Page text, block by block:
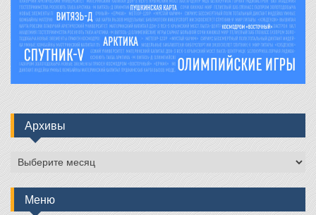
Архивы
Архивы
Меню